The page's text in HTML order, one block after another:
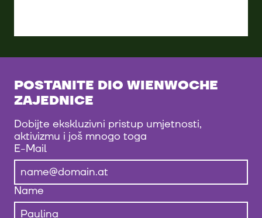
POSTANITE DIO WIENWOCHE
ZAJEDNICE
Dobijte ekskluzivni pristup umjetnosti,
aktivizmu i još mnogo toga
E-Mail
Name